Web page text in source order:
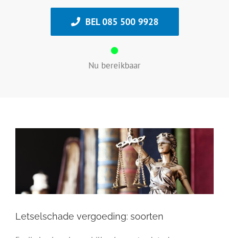
BEL 085 500 9928
Nu bereikbaar
Letselschade vergoeding: soorten